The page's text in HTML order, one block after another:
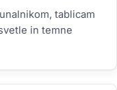
tablicam
in temne